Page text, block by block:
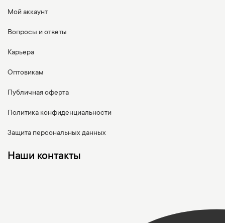
Мой аккаунт
Вопросы и ответы
Карьера
Оптовикам
Публичная оферта
Политика конфиденциальности
Защита персональных данных
Наши контакты